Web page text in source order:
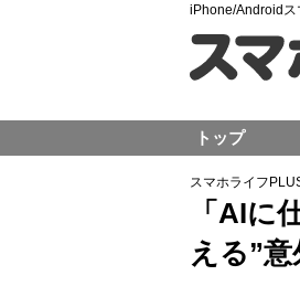
iPhone/Androidス
スマホライフ
「AIに
える”
トップ